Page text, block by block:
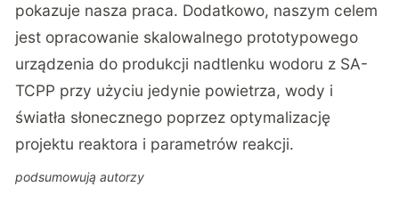
pokazuje nasza praca. Dodatkowo, naszym celem
jest opracowanie skalowalnego prototypowego
urządzenia do produkcji nadtlenku wodoru z SA-
TCPP przy użyciu jedynie powietrza, wody i
światła słonecznego poprzez optymalizację
projektu reaktora i parametrów reakcji.
podsumowują autorzy